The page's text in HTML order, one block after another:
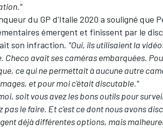
du GP d'Italie 2020 a souligné que
émergent et finissent par le
son infraction. "Oui, ils utilisaient la
Checo avait ses caméras embarquées.
ce qui ne permettait à aucune autre
et pour moi c'était discutable."
soit vous avez les bons outils pour
pas le faire. Et c'est ce dont nous avons
déjà différentes options, mais